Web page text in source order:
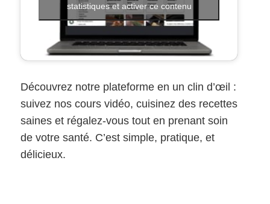
statistiques et activer ce contenu
Découvrez notre plateforme en un clin d’œil :
suivez nos cours vidéo, cuisinez des recettes
saines et régalez-vous tout en prenant soin
de votre santé. C’est simple, pratique, et
délicieux.